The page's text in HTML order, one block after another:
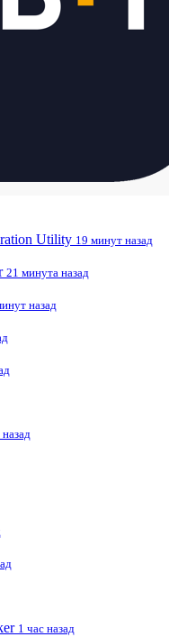
Utility 19 минут назад
21 минута назад
назад
1 час назад